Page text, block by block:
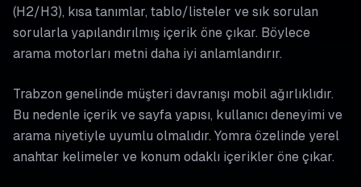
(H2/H3), kısa tanımlar, tablo/listeler ve sık sorulan
sorularla yapılandırılmış içerik öne çıkar. Böylece
arama motorları metni daha iyi anlamlandırır.
Trabzon genelinde müşteri davranışı mobil ağırlıklıdır.
Bu nedenle içerik ve sayfa yapısı, kullanıcı deneyimi ve
arama niyetiyle uyumlu olmalıdır. Yomra özelinde yerel
anahtar kelimeler ve konum odaklı içerikler öne çıkar.